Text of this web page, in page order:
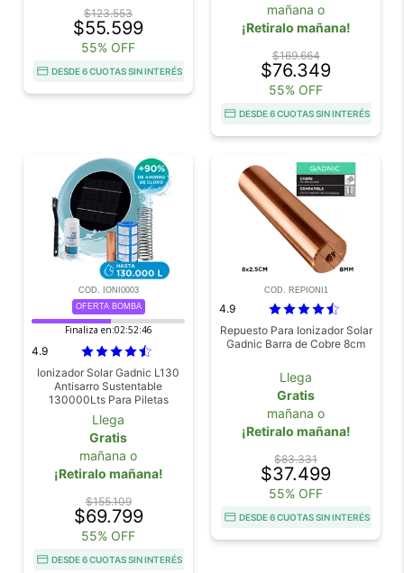
$123.553
$55.599
55% OFF
DESDE 6 CUOTAS SIN INTERÉS
mañana o
¡Retiralo mañana!
$169.664
$76.349
55% OFF
DESDE 6 CUOTAS SIN INTERÉS
COD. IONI0003
OFERTA BOMBA
Finaliza en:02:52:45
4.9
Ionizador Solar Gadnic L130
Antisarro Sustentable
130000Lts Para Piletas
Llega
Gratis
mañana o
¡Retiralo mañana!
$155.109
$69.799
55% OFF
DESDE 6 CUOTAS SIN INTERÉS
COD. REPIONI1
4.9
Repuesto Para Ionizador Solar
Gadnic Barra de Cobre 8cm
Llega
Gratis
mañana o
¡Retiralo mañana!
$83.331
$37.499
55% OFF
DESDE 6 CUOTAS SIN INTERÉS